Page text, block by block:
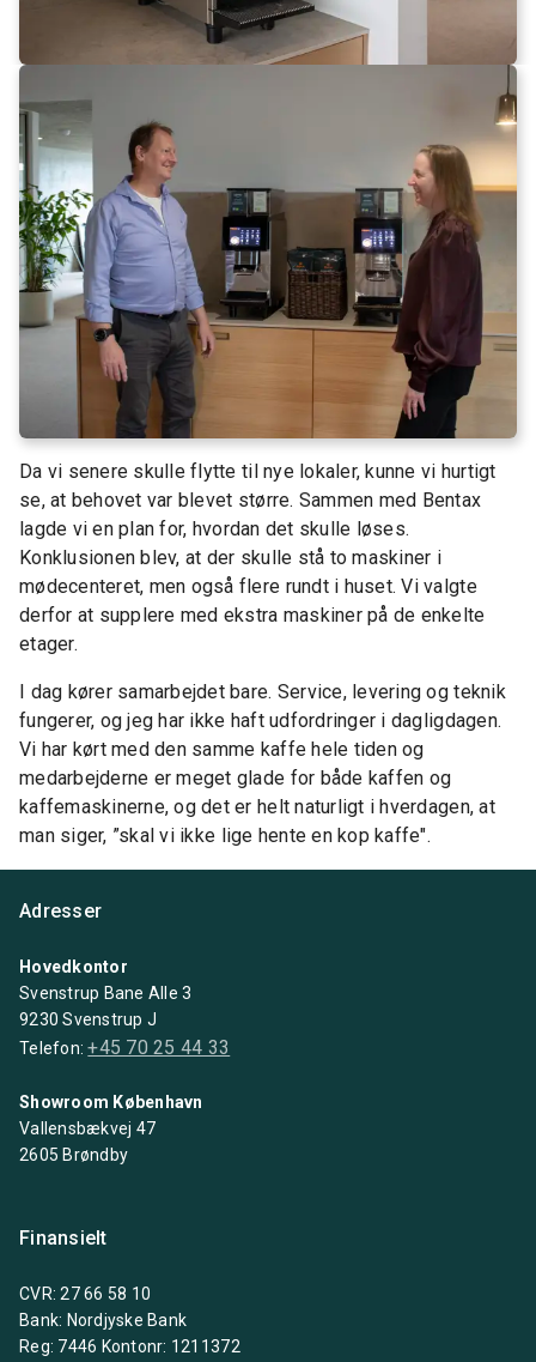
Da vi senere skulle flytte til nye lokaler, kunne vi hurtigt
se, at behovet var blevet større. Sammen med Bentax
lagde vi en plan for, hvordan det skulle løses.
Konklusionen blev, at der skulle stå to maskiner i
mødecenteret, men også flere rundt i huset. Vi valgte
derfor at supplere med ekstra maskiner på de enkelte
etager.
I dag kører samarbejdet bare. Service, levering og teknik
fungerer, og jeg har ikke haft udfordringer i dagligdagen.
Vi har kørt med den samme kaffe hele tiden og
medarbejderne er meget glade for både kaffen og
kaffemaskinerne, og det er helt naturligt i hverdagen, at
man siger, ”skal vi ikke lige hente en kop kaffe".
Adresser
Hovedkontor
Svenstrup Bane Alle 3
9230 Svenstrup J
Telefon:+45 70 25 44 33
Showroom København
Vallensbækvej 47
2605 Brøndby
Finansielt
CVR: 27 66 58 10
Bank: Nordjyske Bank
Reg: 7446 Kontonr: 1211372